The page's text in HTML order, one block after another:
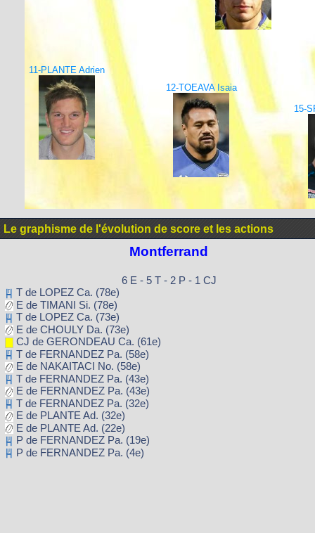
11-PLANTE Adrien
12-TOEAVA Isaia
15-
Le graphisme de l'évolution de score et les actions
Montferrand
6 E - 5 T - 2 P - 1 CJ
T de LOPEZ Ca. (78e)
E de TIMANI Si. (78e)
T de LOPEZ Ca. (73e)
E de CHOULY Da. (73e)
CJ de GERONDEAU Ca. (61e)
T de FERNANDEZ Pa. (58e)
E de NAKAITACI No. (58e)
T de FERNANDEZ Pa. (43e)
E de FERNANDEZ Pa. (43e)
T de FERNANDEZ Pa. (32e)
E de PLANTE Ad. (32e)
E de PLANTE Ad. (22e)
P de FERNANDEZ Pa. (19e)
P de FERNANDEZ Pa. (4e)